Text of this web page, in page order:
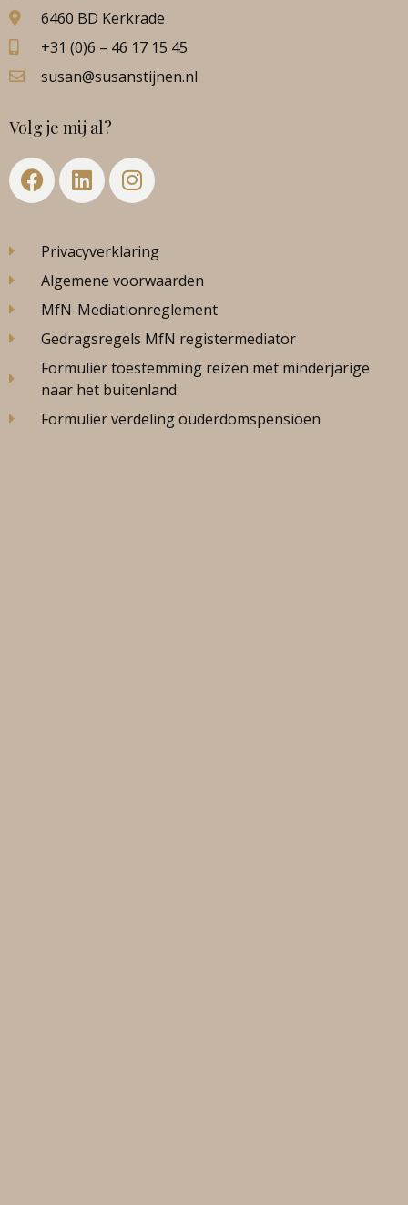
6460 BD Kerkrade
+31 (0)6 – 46 17 15 45
susan@susanstijnen.nl
Volg je mij al?
Privacyverklaring
Algemene voorwaarden
MfN-Mediationreglement
Gedragsregels MfN registermediator
Formulier toestemming reizen met minderjarige
naar het buitenland
Formulier verdeling ouderdomspensioen